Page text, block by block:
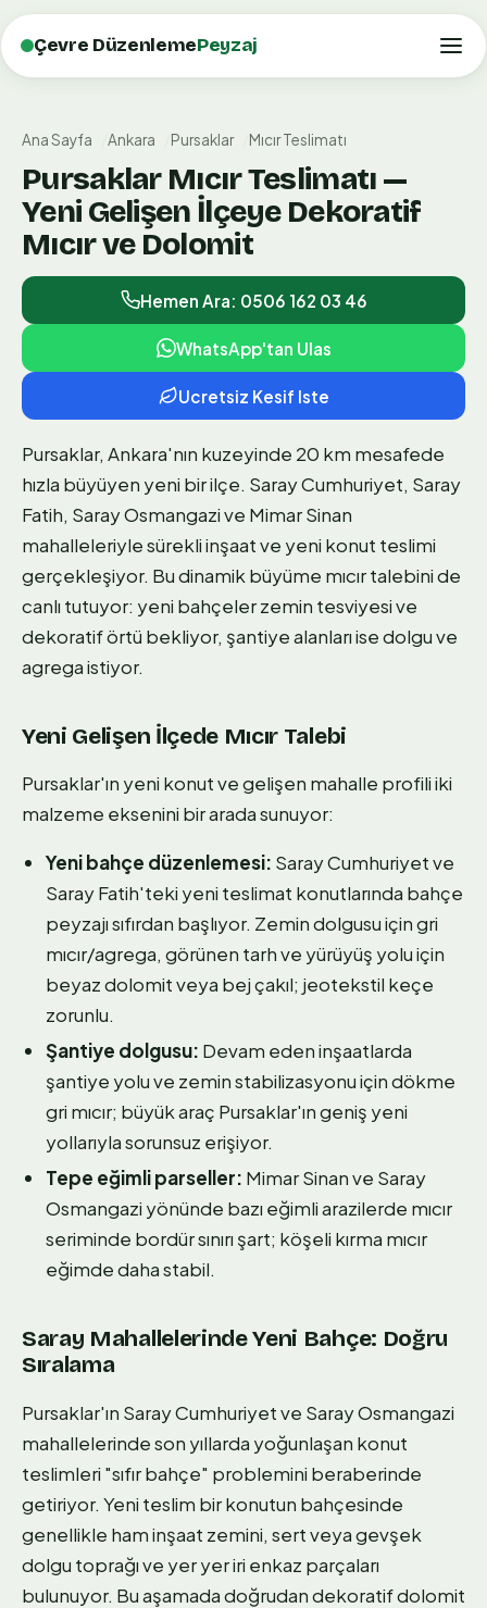
Çevre DüzenlemePeyzaj
Ana Sayfa Ankara Pursaklar Mıcır Teslimatı
Pursaklar Mıcır Teslimatı —
Yeni Gelişen İlçeye Dekoratif
Mıcır ve Dolomit
Hemen Ara: 0506 162 03 46
WhatsApp'tan Ulas
Ucretsiz Kesif Iste
Pursaklar, Ankara'nın kuzeyinde 20 km mesafede
hızla büyüyen yeni bir ilçe. Saray Cumhuriyet, Saray
Fatih, Saray Osmangazi ve Mimar Sinan
mahalleleriyle sürekli inşaat ve yeni konut teslimi
gerçekleşiyor. Bu dinamik büyüme mıcır talebini de
canlı tutuyor: yeni bahçeler zemin tesviyesi ve
dekoratif örtü bekliyor, şantiye alanları ise dolgu ve
agrega istiyor.
Yeni Gelişen İlçede Mıcır Talebi
Pursaklar'ın yeni konut ve gelişen mahalle profili iki
malzeme eksenini bir arada sunuyor:
Yeni bahçe düzenlemesi: Saray Cumhuriyet ve
Saray Fatih'teki yeni teslimat konutlarında bahçe
peyzajı sıfırdan başlıyor. Zemin dolgusu için gri
mıcır/agrega, görünen tarh ve yürüyüş yolu için
beyaz dolomit veya bej çakıl; jeotekstil keçe
zorunlu.
Şantiye dolgusu: Devam eden inşaatlarda
şantiye yolu ve zemin stabilizasyonu için dökme
gri mıcır; büyük araç Pursaklar'ın geniş yeni
yollarıyla sorunsuz erişiyor.
Tepe eğimli parseller: Mimar Sinan ve Saray
Osmangazi yönünde bazı eğimli arazilerde mıcır
seriminde bordür sınırı şart; köşeli kırma mıcır
eğimde daha stabil.
Saray Mahallelerinde Yeni Bahçe: Doğru
Sıralama
Pursaklar'ın Saray Cumhuriyet ve Saray Osmangazi
mahallelerinde son yıllarda yoğunlaşan konut
teslimleri "sıfır bahçe" problemini beraberinde
getiriyor. Yeni teslim bir konutun bahçesinde
genellikle ham inşaat zemini, sert veya gevşek
dolgu toprağı ve yer yer iri enkaz parçaları
bulunuyor. Bu aşamada doğrudan dekoratif dolomit